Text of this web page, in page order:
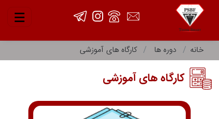
خانه دوره ها کارگاه های آموزشی
کارگاه های آموزشی